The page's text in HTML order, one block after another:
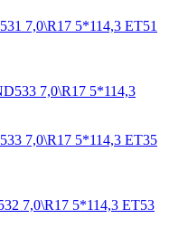
7,0\R17 5*114,3 ET51
7,0\R17 5*114,3 ET35